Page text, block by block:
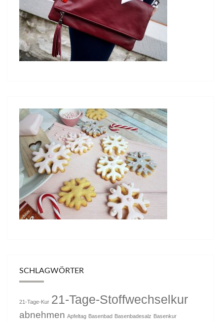
SCHLAGWÖRTER
21-Tage-Kur 21-Tage-Stoffwechselkur
abnehmen Apfeltag Basenbad Basenbadesalz Basenkur